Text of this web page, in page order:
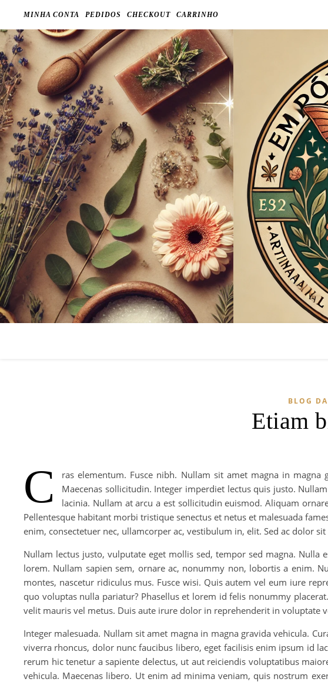
MINHA CONTA PEDIDOS CHECKOUT CARRINHO
BLOG
Etiam
C
ras elementum. Fusce nibh. Nullam sit amet magna in
Maecenas sollicitudin. Integer imperdiet lectus quis justo.
lacinia. Nullam at arcu a est sollicitudin euismod. Aliquam
Pellentesque habitant morbi tristique senectus et netus et malesuada
enim, consectetuer nec, ullamcorper ac, vestibulum in, elit. Sed ac dolor
Nullam lectus justo, vulputate eget mollis sed, tempor sed magna. Nulla
lorem. Nullam sapien sem, ornare ac, nonummy non, lobortis a enim.
montes, nascetur ridiculus mus. Fusce wisi. Quis autem vel eum iure
quo voluptas nulla pariatur? Phasellus et lorem id felis nonummy
velit mauris vel metus. Duis aute irure dolor in reprehenderit in voluptate
Integer malesuada. Nullam sit amet magna in magna gravida vehicula.
viverra rhoncus, dolor nunc faucibus libero, eget facilisis enim ipsum id
rerum hic tenetur a sapiente delectus, ut aut reiciendis voluptatibus
vehicula. Maecenas libero. Ut enim ad minima veniam, quis nostrum